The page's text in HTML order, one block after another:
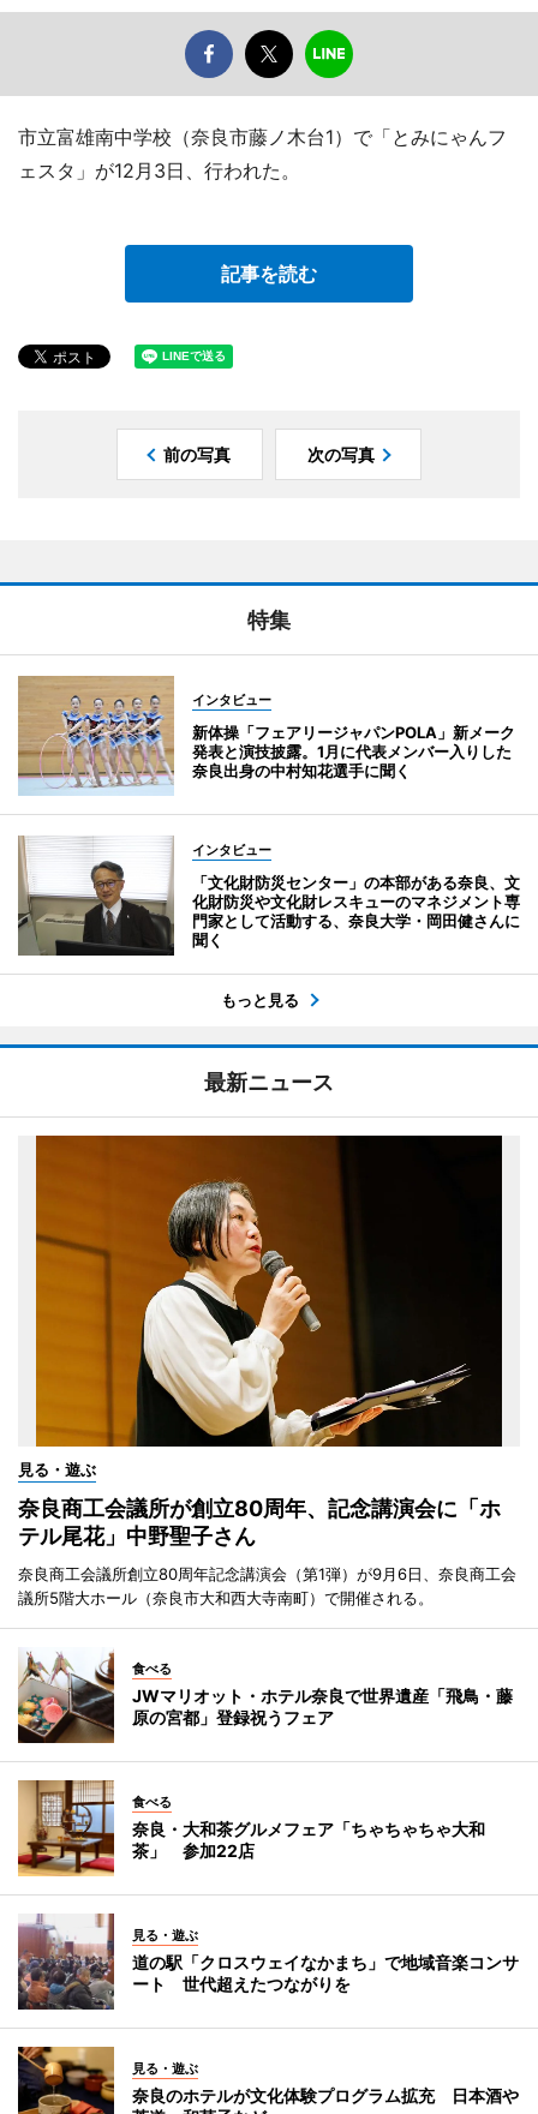
市立富雄南中学校（奈良市藤ノ木台1）で「とみにゃんフ
ェスタ」が12月3日、行われた。
記事を読む
前の写真 次の写真
特集
インタビュー
新体操「フェアリージャパンPOLA」新メーク
発表と演技披露。1月に代表メンバー入りした
奈良出身の中村知花選手に聞く
インタビュー
「文化財防災センター」の本部がある奈良、文
化財防災や文化財レスキューのマネジメント専
門家として活動する、奈良大学・岡田健さんに
聞く
もっと見る
最新ニュース
見る・遊ぶ
奈良商工会議所が創立80周年、記念講演会に「ホ
テル尾花」中野聖子さん
奈良商工会議所創立80周年記念講演会（第1弾）が9月6日、奈良商工会
議所5階大ホール（奈良市大和西大寺南町）で開催される。
食べる
JWマリオット・ホテル奈良で世界遺産「飛鳥・藤
原の宮都」登録祝うフェア
食べる
奈良・大和茶グルメフェア「ちゃちゃちゃ大和
茶」 参加22店
見る・遊ぶ
道の駅「クロスウェイなかまち」で地域音楽コンサ
ート 世代超えたつながりを
見る・遊ぶ
奈良のホテルが文化体験プログラム拡充 日本酒や